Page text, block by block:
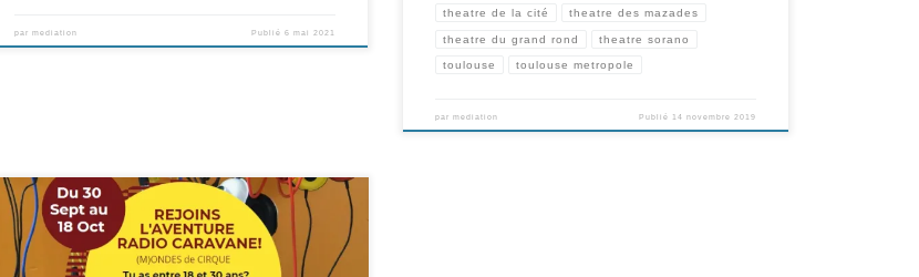
par mediation Publié6 mai 2021
theatre de la cité theatre des mazades
theatre du grand rond theatre sorano
toulouse toulouse metropole
par mediation Publié 14 novembre 2019